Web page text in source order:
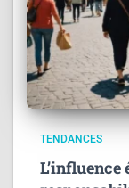
TENDANCES
L’influence